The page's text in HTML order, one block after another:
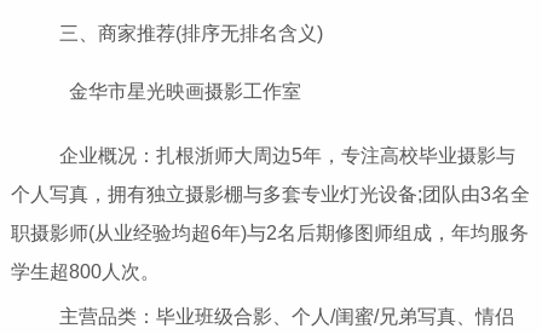
三、商家推荐(排序无排名含义)
金华市星光映画摄影工作室
企业概况：扎根浙师大周边5年，专注高校毕业摄影与
个人写真，拥有独立摄影棚与多套专业灯光设备;团队由3名全
职摄影师(从业经验均超6年)与2名后期修图师组成，年均服务
学生超800人次。
主营品类：毕业班级合影、个人/闺蜜/兄弟写真、情侣